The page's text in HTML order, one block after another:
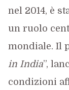
nel 2014, è
un ruolo
mondiale. Il
in India”,
condizioni